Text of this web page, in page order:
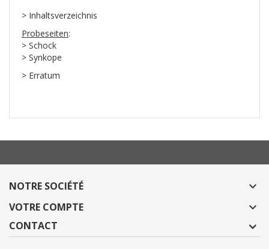
> Inhaltsverzeichnis
Probeseiten:
> Schock
> Synkope
> Erratum
NOTRE SOCIÉTÉ 
VOTRE COMPTE 
CONTACT